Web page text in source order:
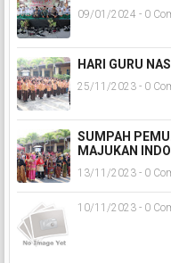
09/01/2024 - 0
HARI GURU
25/11/2023 - 0
SUMPAH
MAJUKAN
13/11/2023 - 0
10/11/2023 - 0